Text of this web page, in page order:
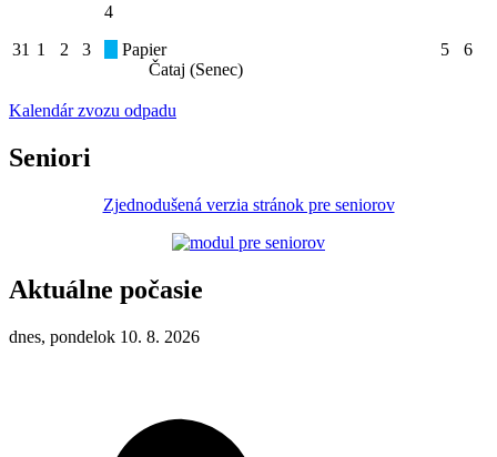
31 1 2 3
4
Papier
Čataj (Senec)
5 6
Kalendár zvozu odpadu
Seniori
Zjednodušená verzia stránok pre seniorov
Aktuálne počasie
dnes, pondelok 10. 8. 2026